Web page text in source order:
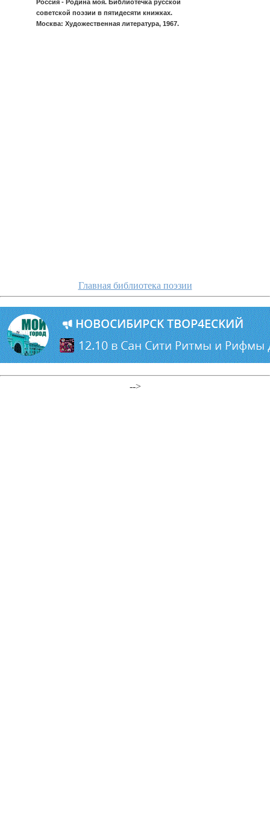
Россия - Родина моя. Библиотечка русской
советской поэзии в пятидесяти книжках.
Москва: Художественная литература, 1967.
Главная библиотека поэзии
-->